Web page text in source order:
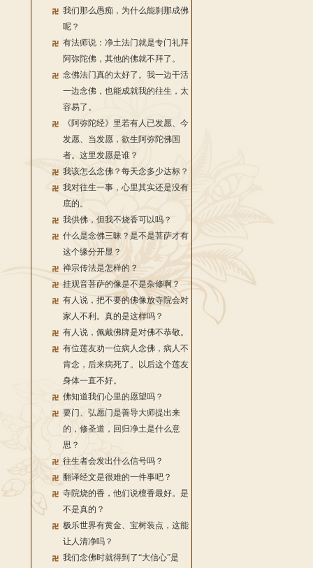
我们那么愚痴，为什么能刹那成佛
呢？
有法师说：净土法门就是专门礼拜
阿弥陀佛，其他的佛就不拜了。
念佛法门真的太好了。我一边干活
一边念佛，也能成就我的往生，太
容易了。
《阿弥陀经》里若有人已发愿、今
发愿、当发愿，欲生阿弥陀佛国
者。这里发愿是谁？
我该怎么念佛？每天念多少达标？
我对往生一事，心里其实还是没有
底的。
我供佛，但我不烧香可以吗？
什么是念佛三昧？是不是菩萨才有
这个缘分开显？
禅宗传法是怎样的？
挂观音菩萨的像是不是杂修啊？
有人说，把不要的佛像放寺院会对
家人不利。真的是这样吗？
有人说，佩戴佛牌是对佛不恭敬。
有位莲友劝一位病人念佛，病人不
肯念，后来病死了。以后这个莲友
身体一直不好。
佛知道我们心里的愿望吗？
要门、弘愿门是善导大师提出来
的，修圣道，回归净土是什么意
思？
往生者会发出什么信号吗？
翻译经文是很难的一件事吧？
寺院烧的香，他们说檀香最好。是
不是真的？
极乐世界有黄金、宝树装点，这能
让人清净吗？
我们念佛时就得到了“大信心”是